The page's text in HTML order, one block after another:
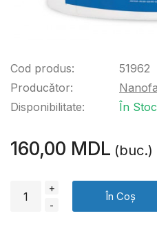
Cod produs:
Producător:
Disponibilitate:
51962
În Stoc
160,00 MDL (buc.)
+
-
În Coș